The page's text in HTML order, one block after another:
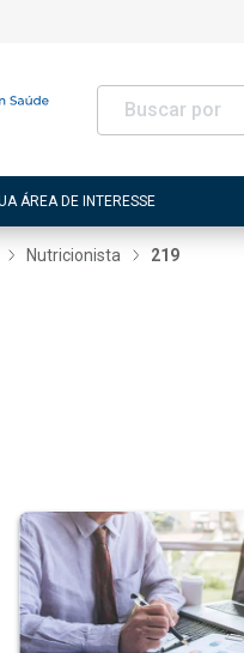
ÁREA DE INTERESSE
Nutricionista 219